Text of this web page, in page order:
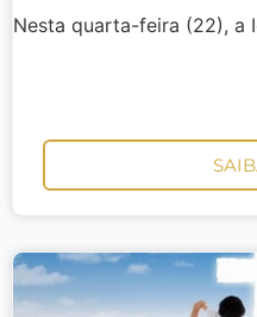
Nesta quarta-feira (22), a